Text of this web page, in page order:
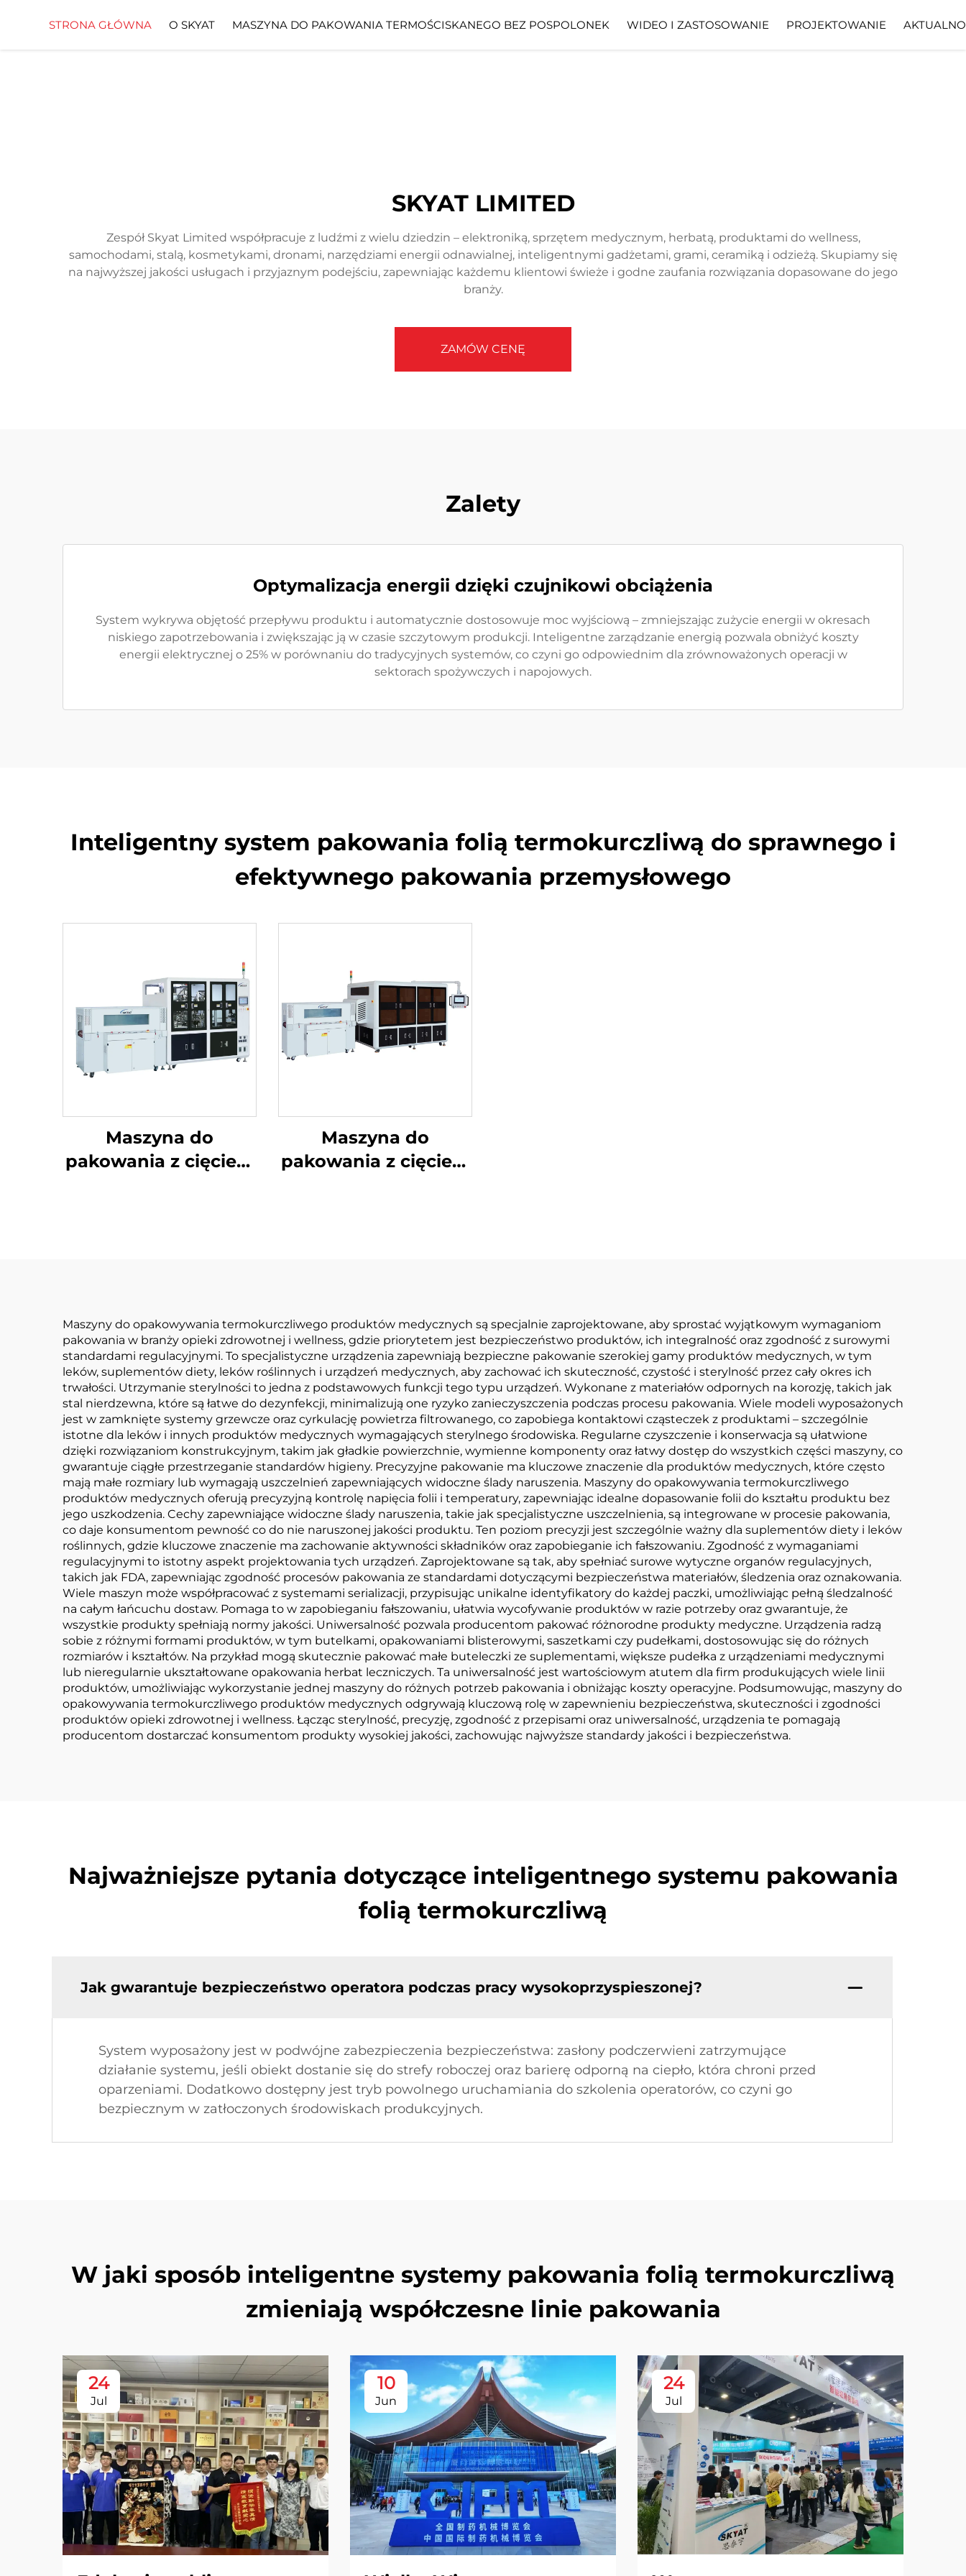
STRONA GŁÓWNA O SKYAT MASZYNA DO PAKOWANIA TERMOŚCISKANEGO BEZ POSPOLONEK WIDEO I ZASTOSOWANIE PROJEKTOWANIE
SKYAT LIMITED
Zespół Skyat Limited współpracuje z ludźmi z wielu dziedzin – elektroniką, sprzętem medycznym, herbatą, produktami do wellness,
samochodami, stalą, kosmetykami, dronami, narzędziami energii odnawialnej, inteligentnymi gadżetami, grami, ceramiką i odzieżą. Skupiamy się
na najwyższej jakości usługach i przyjaznym podejściu, zapewniając każdemu klientowi świeże i godne zaufania rozwiązania dopasowane do jego
branży.
ZAMÓW CENĘ
Zalety
Optymalizacja energii dzięki czujnikowi obciążenia
System wykrywa objętość przepływu produktu i automatycznie dostosowuje moc wyjściową – zmniejszając zużycie energii w okresach
niskiego zapotrzebowania i zwiększając ją w czasie szczytowym produkcji. Inteligentne zarządzanie energią pozwala obniżyć koszty
energii elektrycznej o 25% w porównaniu do tradycyjnych systemów, co czyni go odpowiednim dla zrównoważonych operacji w
sektorach spożywczych i napojowych.
Inteligentny system pakowania folią termokurczliwą do sprawnego i
efektywnego pakowania przemysłowego
Maszyna do
pakowania z cięciem
Maszyna do
pakowania z cięciem
Maszyny do opakowywania termokurczliwego produktów medycznych są specjalnie zaprojektowane, aby sprostać wyjątkowym wymaganiom
pakowania w branży opieki zdrowotnej i wellness, gdzie priorytetem jest bezpieczeństwo produktów, ich integralność oraz zgodność z surowymi
standardami regulacyjnymi. To specjalistyczne urządzenia zapewniają bezpieczne pakowanie szerokiej gamy produktów medycznych, w tym
leków, suplementów diety, leków roślinnych i urządzeń medycznych, aby zachować ich skuteczność, czystość i sterylność przez cały okres ich
trwałości. Utrzymanie sterylności to jedna z podstawowych funkcji tego typu urządzeń. Wykonane z materiałów odpornych na korozję, takich jak
stal nierdzewna, które są łatwe do dezynfekcji, minimalizują one ryzyko zanieczyszczenia podczas procesu pakowania. Wiele modeli wyposażonych
jest w zamknięte systemy grzewcze oraz cyrkulację powietrza filtrowanego, co zapobiega kontaktowi cząsteczek z produktami – szczególnie
istotne dla leków i innych produktów medycznych wymagających sterylnego środowiska. Regularne czyszczenie i konserwacja są ułatwione
dzięki rozwiązaniom konstrukcyjnym, takim jak gładkie powierzchnie, wymienne komponenty oraz łatwy dostęp do wszystkich części maszyny, co
gwarantuje ciągłe przestrzeganie standardów higieny. Precyzyjne pakowanie ma kluczowe znaczenie dla produktów medycznych, które często
mają małe rozmiary lub wymagają uszczelnień zapewniających widoczne ślady naruszenia. Maszyny do opakowywania termokurczliwego
produktów medycznych oferują precyzyjną kontrolę napięcia folii i temperatury, zapewniając idealne dopasowanie folii do kształtu produktu bez
jego uszkodzenia. Cechy zapewniające widoczne ślady naruszenia, takie jak specjalistyczne uszczelnienia, są integrowane w procesie pakowania,
co daje konsumentom pewność co do nie naruszonej jakości produktu. Ten poziom precyzji jest szczególnie ważny dla suplementów diety i leków
roślinnych, gdzie kluczowe znaczenie ma zachowanie aktywności składników oraz zapobieganie ich fałszowaniu. Zgodność z wymaganiami
regulacyjnymi to istotny aspekt projektowania tych urządzeń. Zaprojektowane są tak, aby spełniać surowe wytyczne organów regulacyjnych,
takich jak FDA, zapewniając zgodność procesów pakowania ze standardami dotyczącymi bezpieczeństwa materiałów, śledzenia oraz oznakowania.
Wiele maszyn może współpracować z systemami serializacji, przypisując unikalne identyfikatory do każdej paczki, umożliwiając pełną śledzalność
na całym łańcuchu dostaw. Pomaga to w zapobieganiu fałszowaniu, ułatwia wycofywanie produktów w razie potrzeby oraz gwarantuje, że
wszystkie produkty spełniają normy jakości. Uniwersalność pozwala producentom pakować różnorodne produkty medyczne. Urządzenia radzą
sobie z różnymi formami produktów, w tym butelkami, opakowaniami blisterowymi, saszetkami czy pudełkami, dostosowując się do różnych
rozmiarów i kształtów. Na przykład mogą skutecznie pakować małe buteleczki ze suplementami, większe pudełka z urządzeniami medycznymi
lub nieregularnie ukształtowane opakowania herbat leczniczych. Ta uniwersalność jest wartościowym atutem dla firm produkujących wiele linii
produktów, umożliwiając wykorzystanie jednej maszyny do różnych potrzeb pakowania i obniżając koszty operacyjne. Podsumowując, maszyny do
opakowywania termokurczliwego produktów medycznych odgrywają kluczową rolę w zapewnieniu bezpieczeństwa, skuteczności i zgodności
produktów opieki zdrowotnej i wellness. Łącząc sterylność, precyzję, zgodność z przepisami oraz uniwersalność, urządzenia te pomagają
producentom dostarczać konsumentom produkty wysokiej jakości, zachowując najwyższe standardy jakości i bezpieczeństwa.
Najważniejsze pytania dotyczące inteligentnego systemu pakowania
folią termokurczliwą
Jak gwarantuje bezpieczeństwo operatora podczas pracy wysokoprzyspieszonej?
System wyposażony jest w podwójne zabezpieczenia bezpieczeństwa: zasłony podczerwieni zatrzymujące
działanie systemu, jeśli obiekt dostanie się do strefy roboczej oraz barierę odporną na ciepło, która chroni przed
oparzeniami. Dodatkowo dostępny jest tryb powolnego uruchamiania do szkolenia operatorów, co czyni go
bezpiecznym w zatłoczonych środowiskach produkcyjnych.
W jaki sposób inteligentne systemy pakowania folią termokurczliwą
zmieniają współczesne linie pakowania
24
Jul
10
Jun
24
Jul